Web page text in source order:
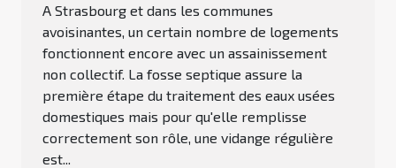
A Strasbourg et dans les communes
avoisinantes, un certain nombre de logements
fonctionnent encore avec un assainissement
non collectif. La fosse septique assure la
première étape du traitement des eaux usées
domestiques mais pour qu'elle remplisse
correctement son rôle, une vidange régulière
est...